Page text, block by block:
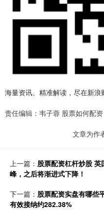
海量资讯、精准解读，尽在新浪
责任编辑：韦子蓉 股票如何配资
文章为作
上一篇： 股票配资杠杆炒股
峰，之后将渐进式下降！
下一篇： 股票配资实盘有哪些
有效接纳约282.38%